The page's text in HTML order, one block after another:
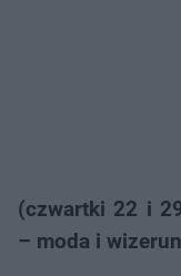
(czwartki 22 i
– moda i